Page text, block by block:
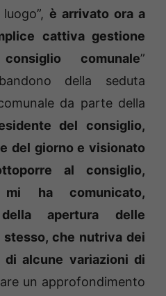
è arrivato ora a
cattiva gestione
comunale”
della seduta
da parte della
del consiglio,
del giorno e visionato
al consiglio,
mi ha comunicato,
della apertura delle
che nutriva dei
alcune variazioni di
un approfondimento